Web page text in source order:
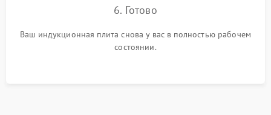
6. Готово
Ваш индукционная плита снова у вас в полностью рабочем
состоянии.